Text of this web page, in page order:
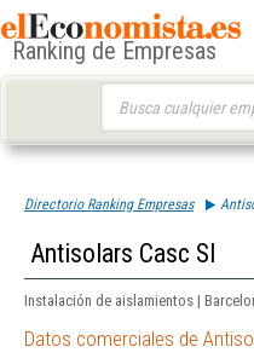
Ranking de Empresas
Directorio Ranking Empresas
Antisolars Casc Sl
Instalación de aislamientos |
Datos comerciales de